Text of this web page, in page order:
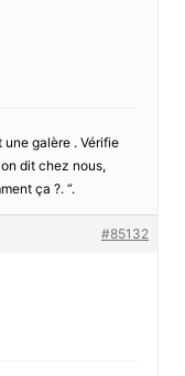
une galère . Vérifie
dit chez nous,
ça ?. “.
#85132